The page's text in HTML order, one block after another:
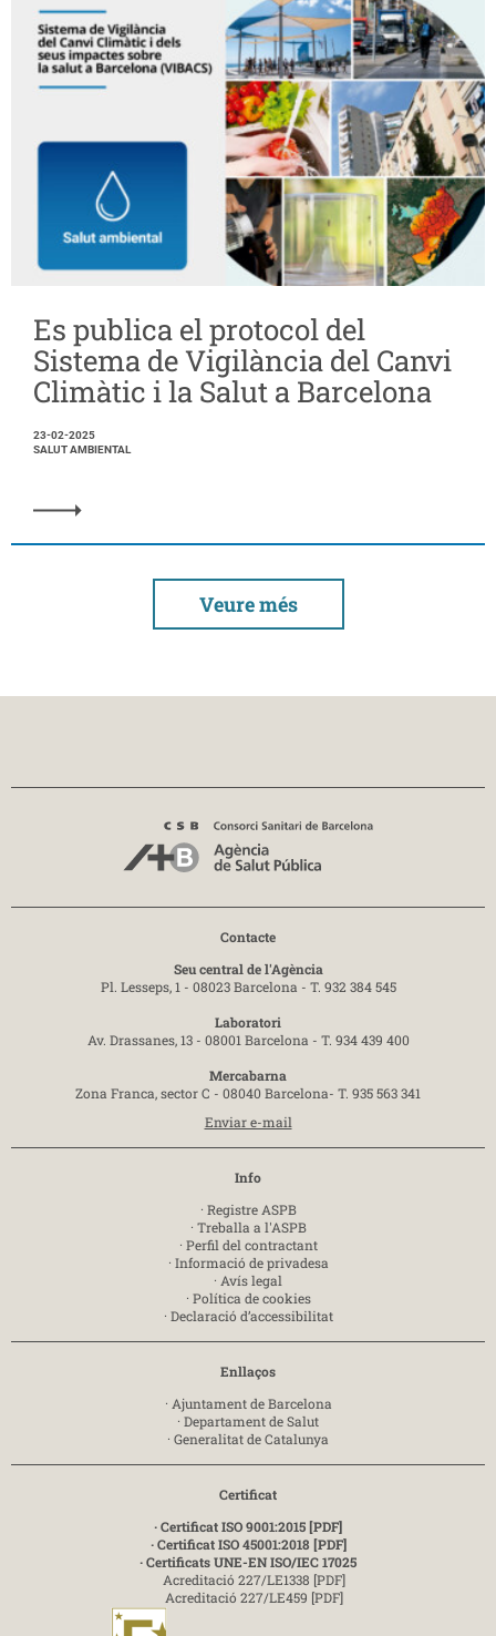
Es publica el protocol del
Sistema de Vigilància del Canvi
Climàtic i la Salut a Barcelona
23-02-2025
SALUT AMBIENTAL
Veure més
Contacte
Seu central de l'Agència
Pl. Lesseps, 1 - 08023 Barcelona - T. 932 384 545
Laboratori
Av. Drassanes, 13 - 08001 Barcelona - T. 934 439 400
Mercabarna
Zona Franca, sector C - 08040 Barcelona- T. 935 563 341
Enviar e-mail
Info
· Registre ASPB
· Treballa a l'ASPB
· Perfil del contractant
· Informació de privadesa
· Avís legal
· Política de cookies
· Declaració d’accessibilitat
Enllaços
· Ajuntament de Barcelona
· Departament de Salut
· Generalitat de Catalunya
Certificat
· Certificat ISO 9001:2015 [PDF]
· Certificat ISO 45001:2018 [PDF]
· Certificats UNE-EN ISO/IEC 17025
Acreditació 227/LE1338 [PDF]
Acreditació 227/LE459 [PDF]